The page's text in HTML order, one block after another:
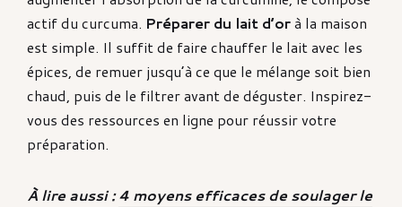
actif du curcuma. Préparer du lait d’orà la maison
est simple. Il suffit de faire chauffer le lait avec les
épices, de remuer jusqu’à ce que le mélange soit bien
chaud, puis de le filtrer avant de déguster. Inspirez-
vous des ressources en ligne pour réussir votre
préparation.
À lire aussi :4 moyens efficaces de soulager le